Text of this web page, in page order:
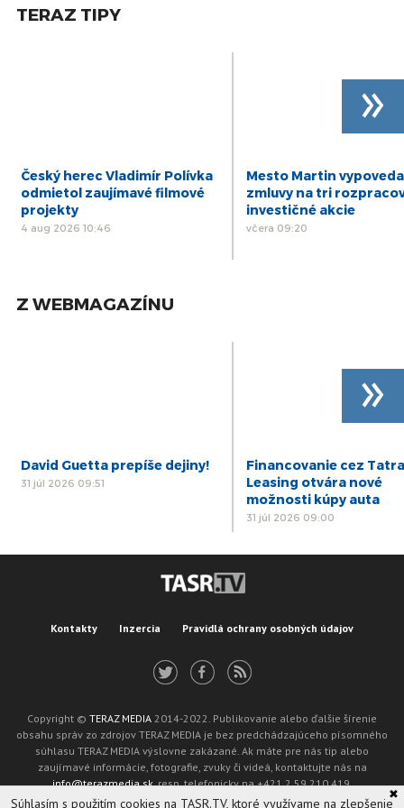
mládeži vychovávajú nie desiatky, ale stovky športovcov do
TERAZ TIPY
Český herec Vladimír Polívka
odmietol zaujímavé filmové
projekty
4 aug 2026 10:46
Mesto Martin
zmluvy na tri
investičné akcie
včera 09:20
»
Z WEBMAGAZÍNU
David Guetta prepíše dejiny!
31 júl 2026 09:51
Financovanie cez Tatra
Leasing otvára nové
možnosti kúpy auta
31 júl 2026 09:00
»
Kontakty Inzercia Pravidlá ochrany osobných údajov
Copyright © TERAZ MEDIA 2014-2022. Publikovanie alebo ďalšie šírenie
obsahu správ zo zdrojov TERAZ MEDIA je bez predchádzajúceho písomného
súhlasu TERAZ MEDIA výslovne zakázané. Ak máte pre nás tip alebo
zaujímavé informácie, fotografie, zvuky či videá, kontaktujte nás na
info@terazmedia.sk, resp. telefonicky na +421 2 59 210 419.
Žiadosť o zverejnenie opravy v zmysle zákona o publikáciách je možné zaslať
Súhlasím s použitím cookies na TASR.TV, ktoré využívame na zlepšenie
✖